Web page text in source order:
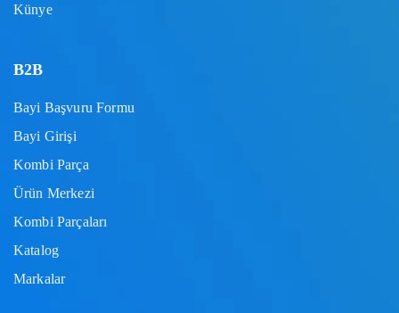
Künye
B2B
Bayi Başvuru Formu
Bayi Girişi
Kombi Parça
Ürün Merkezi
Kombi Parçaları
Katalog
Markalar